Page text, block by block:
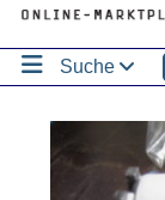
Suche